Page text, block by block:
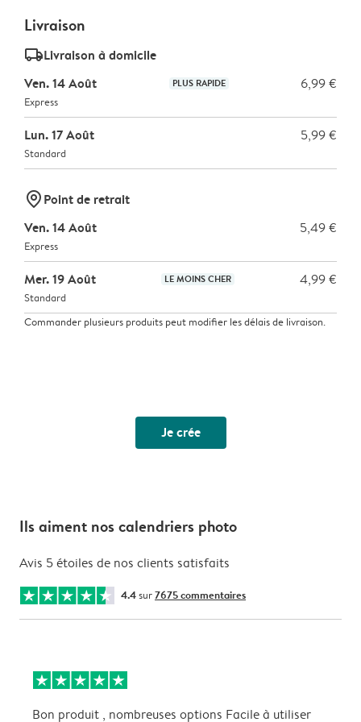
Livraison
delivery_standard_v2Livraison à domicile
Ven. 14 Août
PLUS RAPIDE 6,99 €
Express
Lun. 17 Août 5,99 €
Standard
marker-pinPoint de retrait
Ven. 14 Août
5,49 €
Express
Mer. 19 Août LE MOINS CHER 4,99 €
Standard
Commander plusieurs produits peut modifier les délais de livraison.
Je crée
Ils aiment nos calendriers photo
Avis 5 étoiles de nos clients satisfaits
4.4sur7675 commentaires
Bon produit , nombreuses options Facile à utiliser